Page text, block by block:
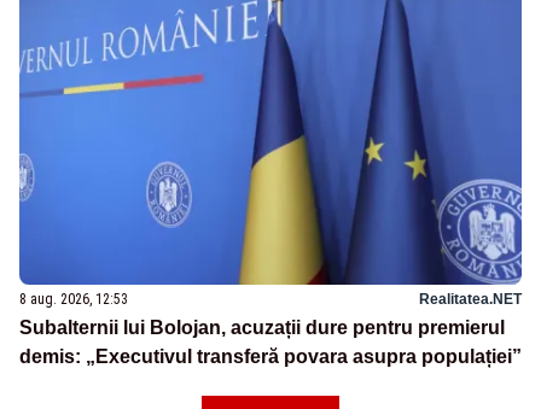
8 aug. 2026, 12:53 Realitatea.NET
Subalternii lui Bolojan, acuzații dure pentru premierul
demis: „Executivul transferă povara asupra populației”